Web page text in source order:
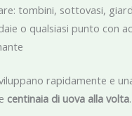
tombini, sottovasi,
o qualsiasi punto con
rapidamente e
centinaia di uova alla volta.